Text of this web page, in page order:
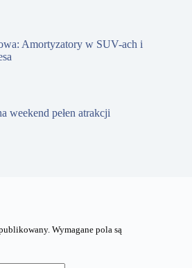
Amortyzatory w SUV-ach i
weekend pełen atrakcji
Wymagane pola są